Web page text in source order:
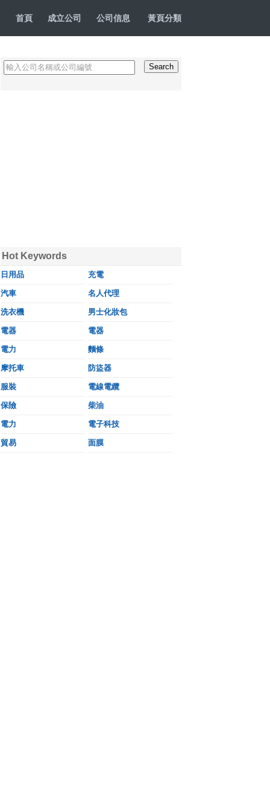
首頁 成立公司 公司信息 黃頁分類
Hot Keywords
日用品 充電
汽車 名人代理
洗衣機 男士化妝包
電器 電器
電力 麵條
摩托車 防盜器
服裝 電線電纜
保險 柴油
電力 電子科技
貿易 面膜